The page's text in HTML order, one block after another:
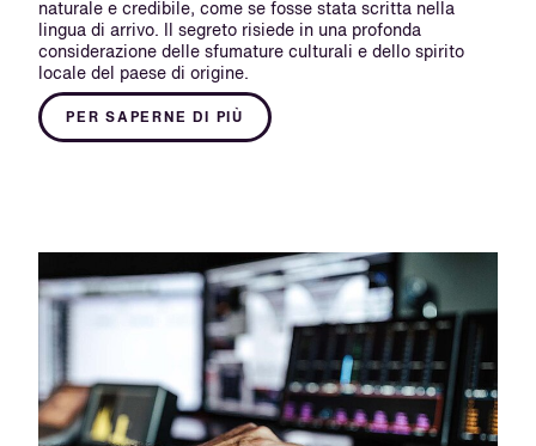
naturale e credibile, come se fosse stata scritta nella
lingua di arrivo. Il segreto risiede in una profonda
considerazione delle sfumature culturali e dello spirito
locale del paese di origine.
PER SAPERNE DI PIÙ